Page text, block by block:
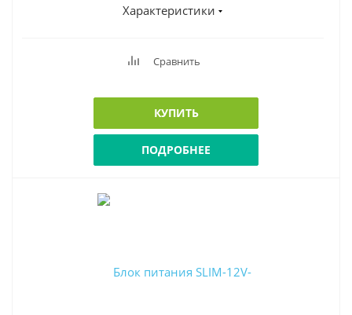
Характеристики
Сравнить
КУПИТЬ
ПОДРОБНЕЕ